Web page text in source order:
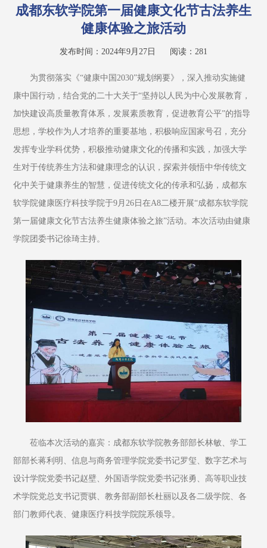
成都东软学院第一届健康文化节古法养生
健康体验之旅活动
发布时间：2024年9月27日 阅读： 281
为贯彻落实《“健康中国2030”规划纲要》，深入推动实施健
康中国行动，结合党的二十大关于“坚持以人民为中心发展教育，
加快建设高质量教育体系，发展素质教育，促进教育公平”的指导
思想，学校作为人才培养的重要基地，积极响应国家号召，充分
发挥专业学科优势，积极推动健康文化的传播和实践，加强大学
生对于传统养生方法和健康理念的认识，探索并领悟中华传统文
化中关于健康养生的智慧，促进传统文化的传承和弘扬，成都东
软学院健康医疗科技学院于9月26日在A8二楼开展“成都东软学院
第一届健康文化节古法养生健康体验之旅”活动。本次活动由健康
学院团委书记徐琦主持。
莅临本次活动的嘉宾：成都东软学院教务部部长林敏、学工
部部长蒋利明、信息与商务管理学院党委书记罗玺、数字艺术与
设计学院党委书记赵壁、外国语学院党委书记张勇、高等职业技
术学院党总支书记贾骐、教务部副部长杜丽以及各二级学院、各
部门教师代表、健康医疗科技学院院系领导。